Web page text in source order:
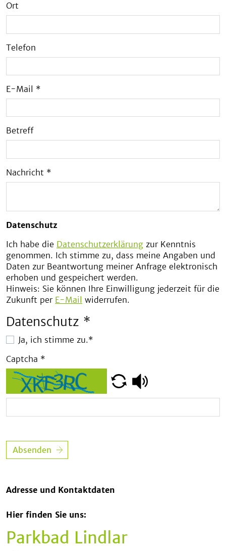
Ort
Telefon
E-Mail *
Betreff
Nachricht *
Datenschutz
Ich habe die Datenschutzerklärung zur Kenntnis
genommen. Ich stimme zu, dass meine Angaben und
Daten zur Beantwortung meiner Anfrage elektronisch
erhoben und gespeichert werden.
Hinweis: Sie können Ihre Einwilligung jederzeit für die
Zukunft per E-Mail widerrufen.
Datenschutz *
Ja, ich stimme zu.*
Captcha *
Absenden
Adresse und Kontaktdaten
Hier finden Sie uns:
Parkbad Lindlar